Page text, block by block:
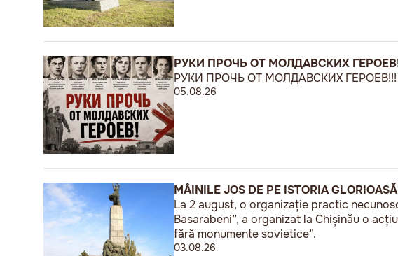
РУКИ ПРОЧЬ ОТ МОЛДАВСКИХ
РУКИ ПРОЧЬ ОТ МОЛДАВСКИХ ГЕРОЕВ!!!
05.08.26
MÂINILE JOS DE PE ISTORIA
La 2 august, o organizație practic
Basarabeni”, a organizat la Chișinău o
fără monumente sovietice”.
03.08.26